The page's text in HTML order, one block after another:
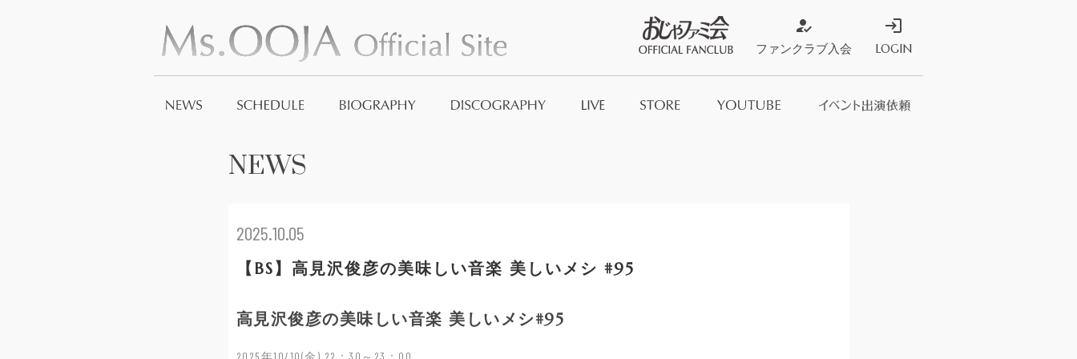
how_to_reg
ファンクラブ入会
login
LOGIN
NEWS
2025.10.05
【BS】高見沢俊彦の美味しい音楽 美しいメシ #95
高見沢俊彦の美味しい音楽 美しいメシ#95
2025年10/10(金) 22：30～23：00